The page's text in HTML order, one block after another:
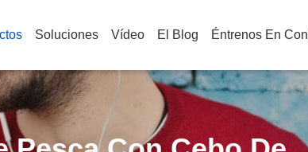
Soluciones Vídeo El Blog Éntrenos En